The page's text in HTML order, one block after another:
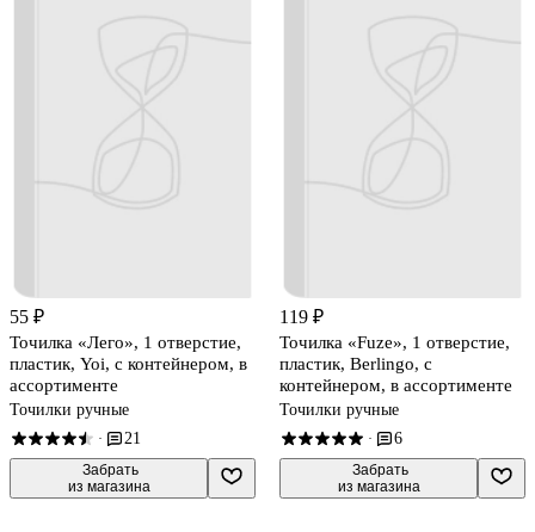
55 ₽
Точилка «Лего», 1 отверстие,
пластик, Yoi, с контейнером, в
ассортименте
Точилки ручные
· 21
Забрать
из магазина
119 ₽
Точилка «Fuze», 1 отверстие,
пластик, Berlingo, с
контейнером, в ассортименте
Точилки ручные
· 6
Забрать
из магазина